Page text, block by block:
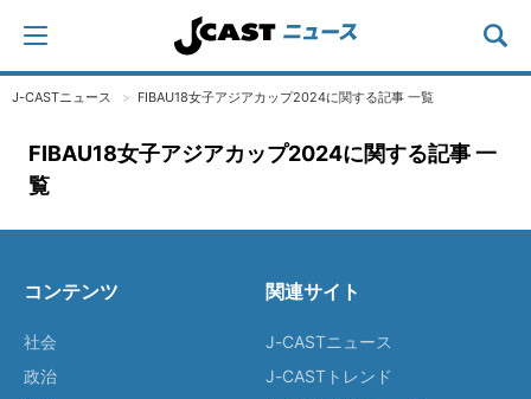
J-CASTニュース FIBAU18女子アジアカップ2024に関する記事 一覧
FIBAU18女子アジアカップ2024に関する記事 一
覧
コンテンツ
社会
政治
関連サイト
J-CASTニュース
J-CASTトレンド